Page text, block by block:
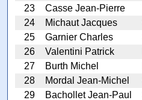
23
Casse Jean-Pierre
24
Michaut Jacques
25
Garnier Charles
26
Valentini Patrick
27
Burth Michel
28
Mordal Jean-Michel
29
Bachollet Jean-Paul